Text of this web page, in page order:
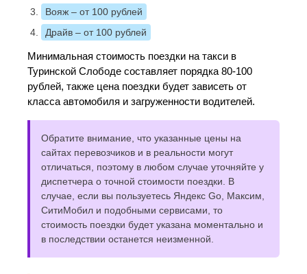
Вояж – от 100 рублей
Драйв – от 100 рублей
Минимальная стоимость поездки на такси в
Туринской Слободе составляет порядка 80-100
рублей, также цена поездки будет зависеть от
класса автомобиля и загруженности водителей.
Обратите внимание, что указанные цены на
сайтах перевозчиков и в реальности могут
отличаться, поэтому в любом случае уточняйте у
диспетчера о точной стоимости поездки. В
случае, если вы пользуетесь Яндекс Go, Максим,
СитиМобил и подобными сервисами, то
стоимость поездки будет указана моментально и
в последствии останется неизменной.